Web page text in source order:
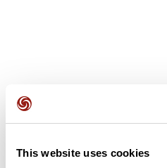
This website uses cookies
Avis des utilisateurs